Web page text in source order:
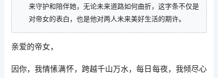
来守护和陪伴她，无论未来道路如何曲折，这字条不仅是
对帝女的表白，也是他对两人未来美好生活的期许。
亲爱的帝女，
因你，我情愫满怀，跨越千山万水，每日每夜，我倾尽心